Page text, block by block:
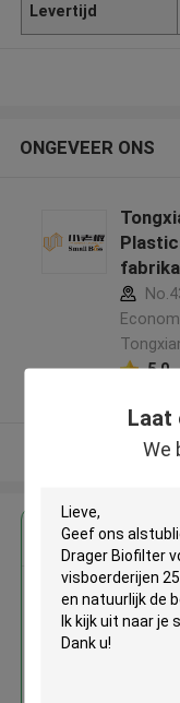
Laat
We
Levertijd
ONGEVEER ONS
5.0
Krijg